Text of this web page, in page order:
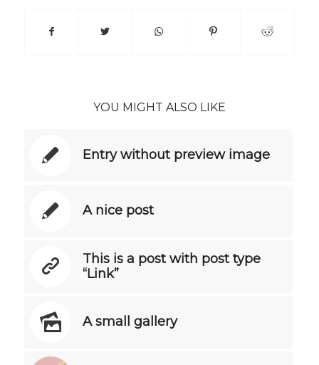
YOU MIGHT ALSO LIKE
Entry without preview image
A nice post
This is a post with post type
“Link”
A small gallery